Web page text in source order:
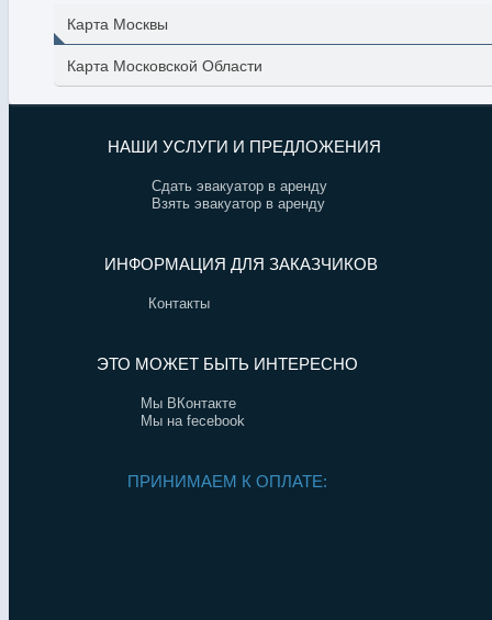
Карта Москвы
Карта Московской Области
НАШИ УСЛУГИ И ПРЕДЛОЖЕНИЯ
Сдать эвакуатор в аренду
Взять эвакуатор в аренду
ИНФОРМАЦИЯ ДЛЯ ЗАКАЗЧИКОВ
Контакты
ЭТО МОЖЕТ БЫТЬ ИНТЕРЕСНО
Мы ВКонтакте
Мы на fecebook
ПРИНИМАЕМ К ОПЛАТЕ: